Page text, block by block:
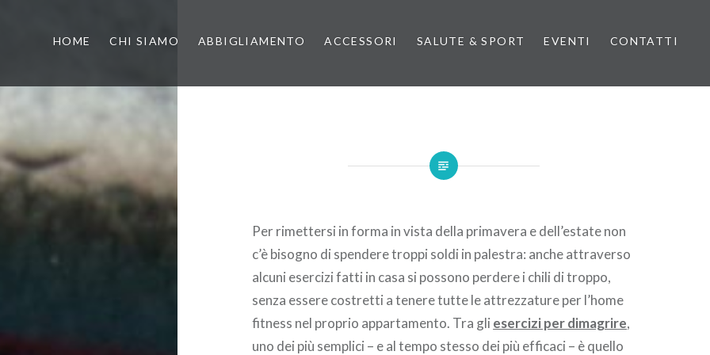
HOME CHI SIAMO ABBIGLIAMENTO ACCESSORI SALUTE & SPORT EVENTI CONTATTI
Per rimettersi in forma in vista della primavera e dell’estate non
c’è bisogno di spendere troppi soldi in palestra: anche attraverso
alcuni esercizi fatti in casa si possono perdere i chili di troppo,
senza essere costretti a tenere tutte le attrezzature per l’home
fitness nel proprio appartamento. Tra gli esercizi per dimagrire,
uno dei più semplici – e al tempo stesso dei più efficaci – è quello